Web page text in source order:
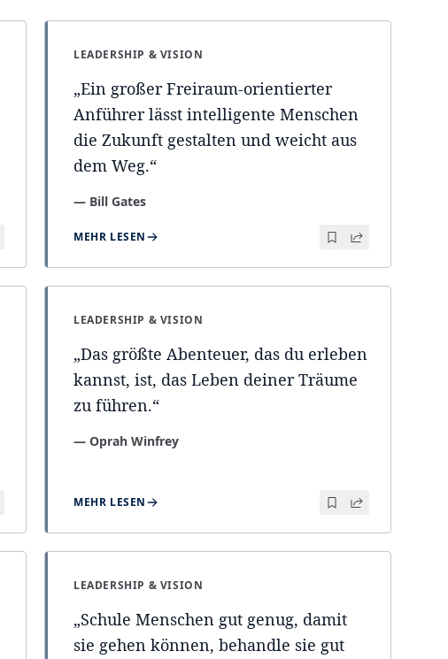
LEADERSHIP & VISION
„Ein großer Freiraum-orientierter
Anführer lässt intelligente Menschen
die Zukunft gestalten und weicht aus
dem Weg.“
— Bill Gates
MEHR LESEN
LEADERSHIP & VISION
„Das größte Abenteuer, das du erleben
kannst, ist, das Leben deiner Träume
zu führen.“
— Oprah Winfrey
MEHR LESEN
LEADERSHIP & VISION
„Schule Menschen gut genug, damit
sie gehen können, behandle sie gut